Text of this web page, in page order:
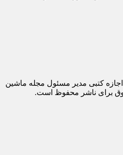
کتبی مدیر مسئول مجله ماشین
برای ناشر محفوظ است.